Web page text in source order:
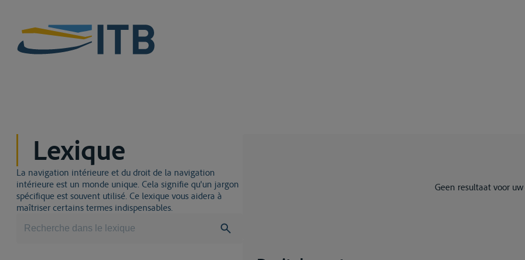
Lexique
La navigation intérieure et du droit de la navigation
intérieure est un monde unique. Cela signifie qu'un jargon
spécifique est souvent utilisé. Ce lexique vous aidera à
maîtriser certains termes indispensables.
Geen resultaat voor